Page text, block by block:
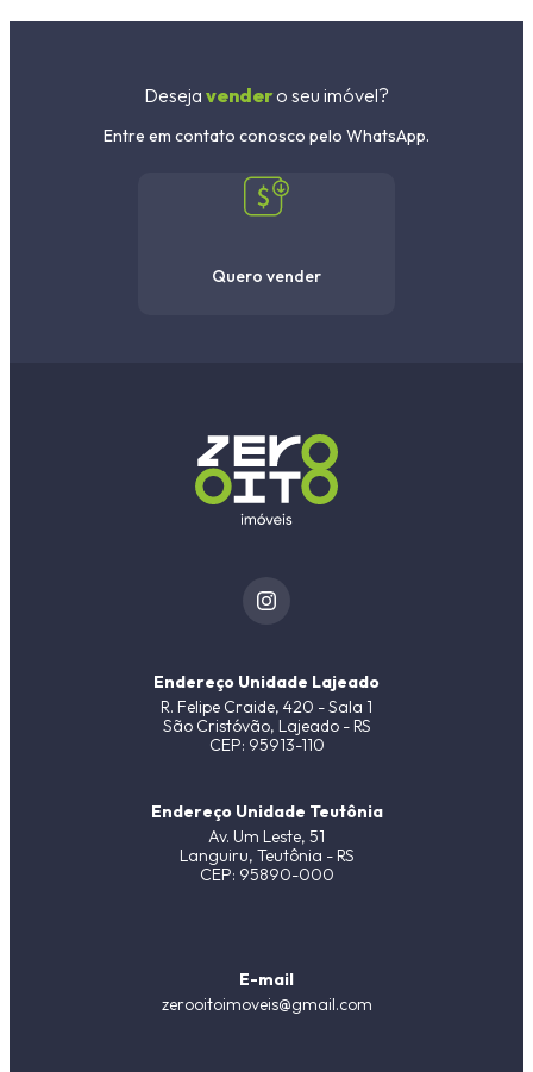
Deseja vendero seu imóvel?
Entre em contato conosco pelo WhatsApp.
Quero vender
Endereço Unidade Lajeado
R. Felipe Craide, 420 - Sala 1
São Cristóvão, Lajeado - RS
CEP: 95913-110
Endereço Unidade Teutônia
Av. Um Leste, 51
Languiru, Teutônia - RS
CEP: 95890-000
E-mail
zerooitoimoveis@gmail.com